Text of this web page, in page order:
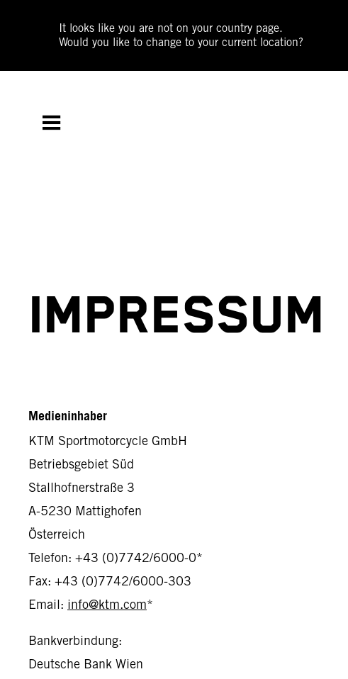
It looks like you are not on your country page.
Would you like to change to your current location?
IMPRESSUM
Medieninhaber
KTM Sportmotorcycle GmbH
Betriebsgebiet Süd
Stallhofnerstraße 3
A-5230 Mattighofen
Österreich
Telefon: +43 (0)7742/6000-0*
Fax: +43 (0)7742/6000-303
Email: info@ktm.com*
Bankverbindung:
Deutsche Bank Wien